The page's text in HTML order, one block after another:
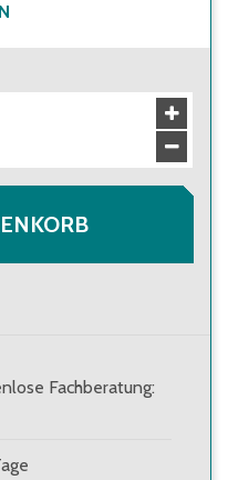
Fachberatung: